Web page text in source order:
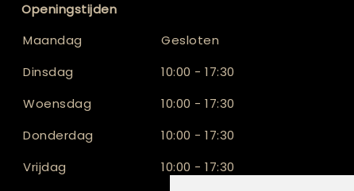
Openingstijden
Maandag
Gesloten
Dinsdag
10:00 - 17:30
Woensdag
10:00 - 17:30
Donderdag
10:00 - 17:30
Vrijdag
10:00 - 17:30